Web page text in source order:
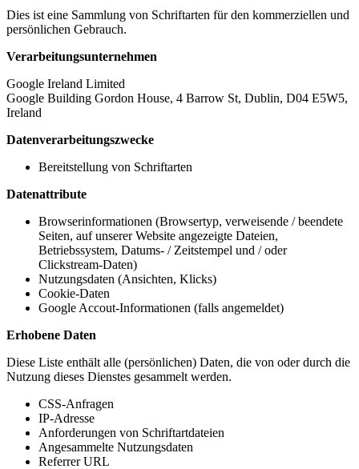
Dies ist eine Sammlung von Schriftarten für den kommerziellen und
persönlichen Gebrauch.
Verarbeitungsunternehmen
Google Ireland Limited
Google Building Gordon House, 4 Barrow St, Dublin, D04 E5W5,
Ireland
Datenverarbeitungszwecke
Bereitstellung von Schriftarten
Datenattribute
Browserinformationen (Browsertyp, verweisende / beendete
Seiten, auf unserer Website angezeigte Dateien,
Betriebssystem, Datums- / Zeitstempel und / oder
Clickstream-Daten)
Nutzungsdaten (Ansichten, Klicks)
Cookie-Daten
Google Accout-Informationen (falls angemeldet)
Erhobene Daten
Diese Liste enthält alle (persönlichen) Daten, die von oder durch die
Nutzung dieses Dienstes gesammelt werden.
CSS-Anfragen
IP-Adresse
Anforderungen von Schriftartdateien
Angesammelte Nutzungsdaten
Referrer URL